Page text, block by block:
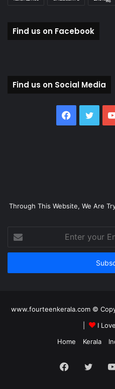
Find us on Facebook
Find us on Social Media
Facebook
Through This Website, We Are
your
Email
www.fourteenkerala.com ©
I
Home
Kerala
Facebook